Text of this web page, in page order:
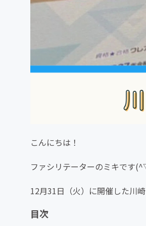
こんにちは！
ファシリテーターのミキです
12月31日（火）に開催した川
目次